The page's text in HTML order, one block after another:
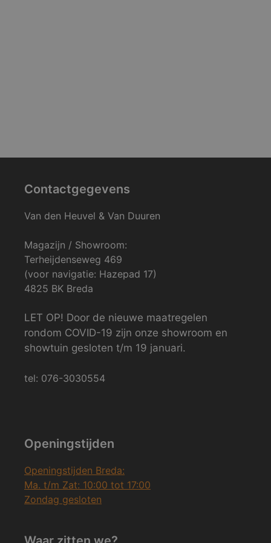
Contactgegevens
Van den Heuvel & Van Duuren
Magazijn / Showroom:
Terheijdenseweg 469
(voor navigatie: Hazepad 17)
4825 BK Breda
LET OP! Door de nieuwe maatregelen
rondom COVID-19 zijn onze showroom en
showtuin gesloten t/m 19 januari.
tel: 076-3030554
Openingstijden
Openingstijden Breda:
Ma. t/m Zat: 10:00 tot 17:00
Zondag gesloten